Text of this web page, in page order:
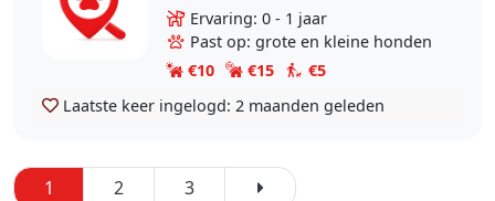
centen te verdien heb wel is vaker
honden uitgelaten maar nie echt
opassen maar ik..
Ervaring: 0 - 1 jaar
Past op: grote en kleine honden
€10
€15
€5
Laatste keer ingelogd: 2 maanden geleden
1 2 3